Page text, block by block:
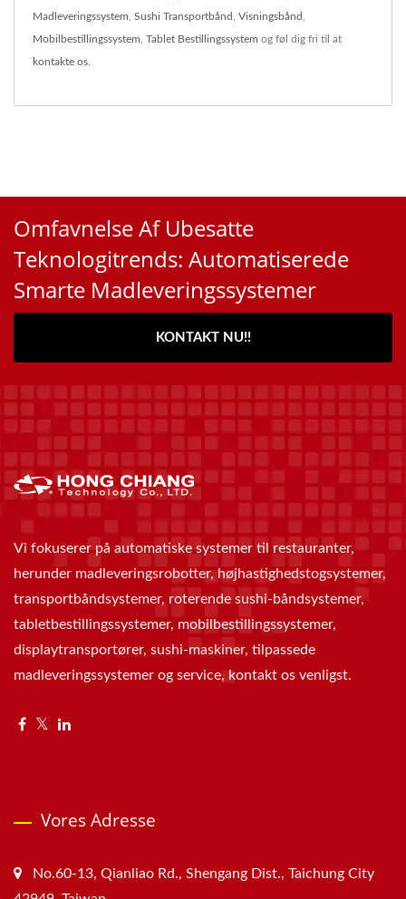
Madleveringssystem Sushi Transportbånd Visningsbånd
Mobilbestillingssystem Tablet Bestillingssystem og føl dig fri til at
kontakte os
Omfavnelse Af Ubesatte
Teknologitrends: Automatiserede
Smarte Madleveringssystemer
KONTAKT NU!!
Vi fokuserer på automatiske systemer til restauranter,
herunder madleveringsrobotter, højhastighedstogsystemer,
transportbåndsystemer, roterende sushi-båndsystemer,
tabletbestillingssystemer, mobilbestillingssystemer,
displaytransportører, sushi-maskiner, tilpassede
madleveringssystemer og service, kontakt os venligst.
Vores Adresse
No.60-13, Qianliao Rd., Shengang Dist., Taichung City